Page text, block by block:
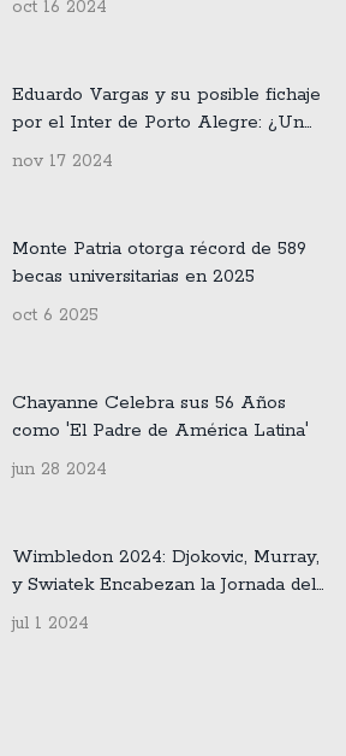
oct 16 2024
Eduardo Vargas y su posible fichaje
por el Inter de Porto Alegre: ¿Un
sueño lejano para la Universidad de
nov 17 2024
Monte Patria otorga récord de 589
becas universitarias en 2025
oct 6 2025
Chayanne Celebra sus 56 Años
como 'El Padre de América Latina'
jun 28 2024
Wimbledon 2024: Djokovic, Murray,
y Swiatek Encabezan la Jornada del
Martes 2 de Julio
jul 1 2024